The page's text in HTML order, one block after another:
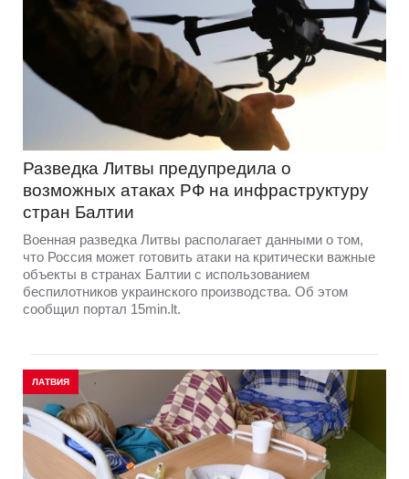
Разведка Литвы предупредила о
возможных атаках РФ на инфраструктуру
стран Балтии
Военная разведка Литвы располагает данными о том,
что Россия может готовить атаки на критически важные
объекты в странах Балтии с использованием
беспилотников украинского производства. Об этом
сообщил портал 15min.lt.
ЛАТВИЯ